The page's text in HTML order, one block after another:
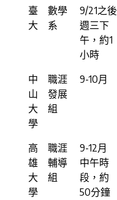
臺
大
數學
系
9/21之後
週三下
午，約1
小時
中
山
大
學
職涯
發展
組
9-10月
高
雄
大
學
職涯
輔導
組
9-12月
中午時
段，約
50分鐘